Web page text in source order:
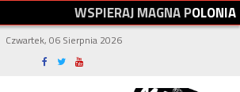
WSPIERAJMAGNAPOLONIA
Czwartek, 06 Sierpnia 2026